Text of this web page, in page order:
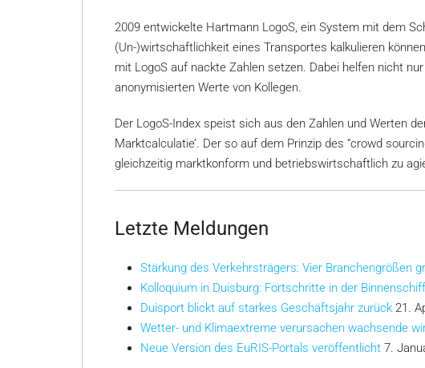
2009 entwickelte Hartmann LogoS, ein System mit dem
(Un-)wirtschaftlichkeit eines Transportes kalkulieren
mit LogoS auf nackte Zahlen setzen. Dabei helfen nicht
anonymisierten Werte von Kollegen.
Der LogoS-Index speist sich aus den Zahlen und Werten
Marktcalculatie’. Der so auf dem Prinzip des “crowd
gleichzeitig marktkonform und betriebswirtschaftlich zu
Letzte Meldungen
Stärkung des Verkehrsträgers: Vier Branchengrößen
Kolloquium in Duisburg: Fortschritte in der
Duisport blickt auf starkes Geschäftsjahr zurück 21.
Wetter- und Klimaextreme verursachen wachsende
Neue Version des EuRIS-Portals veröffentlicht 7.